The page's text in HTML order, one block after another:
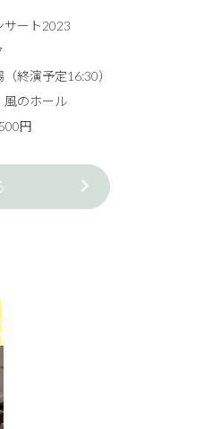
サート2023
終演予定16:30）
のホール
円